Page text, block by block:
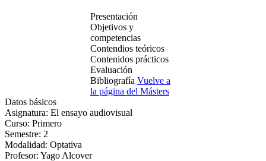
Presentación
Objetivos y
competencias
Contendios teóricos
Contenidos prácticos
Evaluación
Bibliografía Vuelve a
la página del Másters
Datos básicos
Asignatura: El ensayo audiovisual
Curso: Primero
Semestre: 2
Modalidad: Optativa
Profesor: Yago Alcover